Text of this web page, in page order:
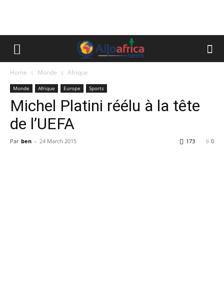
Home Monde Afrique
Monde Afrique Europe Sports
Michel Platini réélu à la tête
de l’UEFA
Par ben - 24 March 2015 0
173